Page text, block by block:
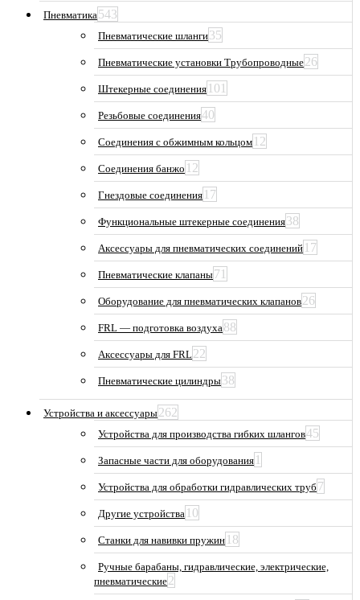
Пневматика543
Пневматические шланги35
Пневматические установки Трубопроводные26
Штекерные соединения 101
Резьбовые соединения40
Соединения с обжимным кольцом 12
Соединения банжо 12
Гнездовые соединения 17
Функциональные штекерные соединения38
Аксессуары для пневматических соединений 17
Пневматические клапаны71
Оборудование для пневматических клапанов26
FRL — подготовка воздуха88
Аксессуары для FRL22
Пневматические цилиндры38
Устройства и аксессуары262
Устройства для производства гибких шлангов45
Запасные части для оборудования 1
Устройства для обработки гидравлических труб 7
Другие устройства 10
Станки для навивки пружин 18
Ручные барабаны, гидравлические, электрические,
пневматические2